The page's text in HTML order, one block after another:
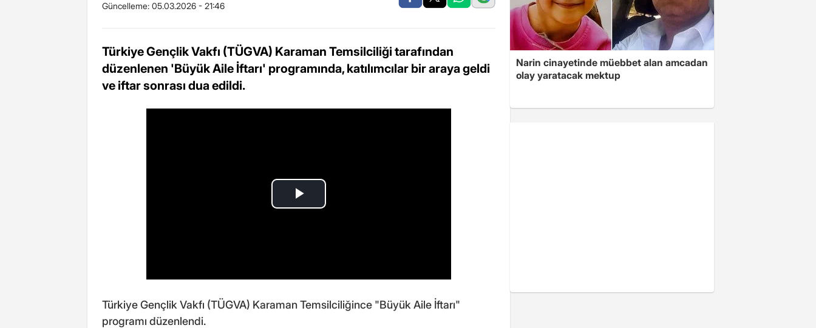
Güncelleme: 05.03.2026 - 21:46
Türkiye Gençlik Vakfı (TÜGVA) Karaman Temsilciliği tarafından
düzenlenen 'Büyük Aile İftarı' programında, katılımcılar bir araya geldi
ve iftar sonrası dua edildi.
Türkiye Gençlik Vakfı (TÜGVA) Karaman Temsilciliğince "Büyük Aile İftarı"
programı düzenlendi.
Narin cinayetinde müebbet alan amcadan
olay yaratacak mektup